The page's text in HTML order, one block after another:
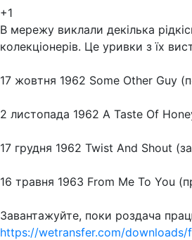
+1
В мережу виклали декілька
колекціонерів. Це уривки з їх
17 жовтня 1962 Some Other Guy
2 листопада 1962 A Taste Of
17 грудня 1962 Twist And Shout
16 травня 1963 From Me To You
Завантажуйте, поки роздача
https://wetransfer.com/